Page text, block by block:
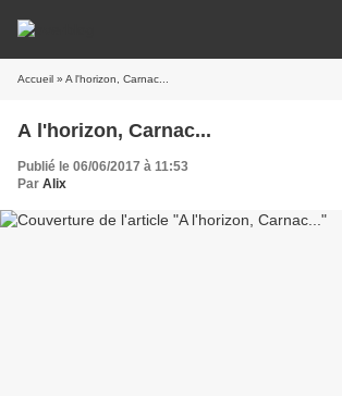
Accueil » A l'horizon, Carnac...
A l'horizon, Carnac...
Publié le 06/06/2017 à 11:53
Par Alix